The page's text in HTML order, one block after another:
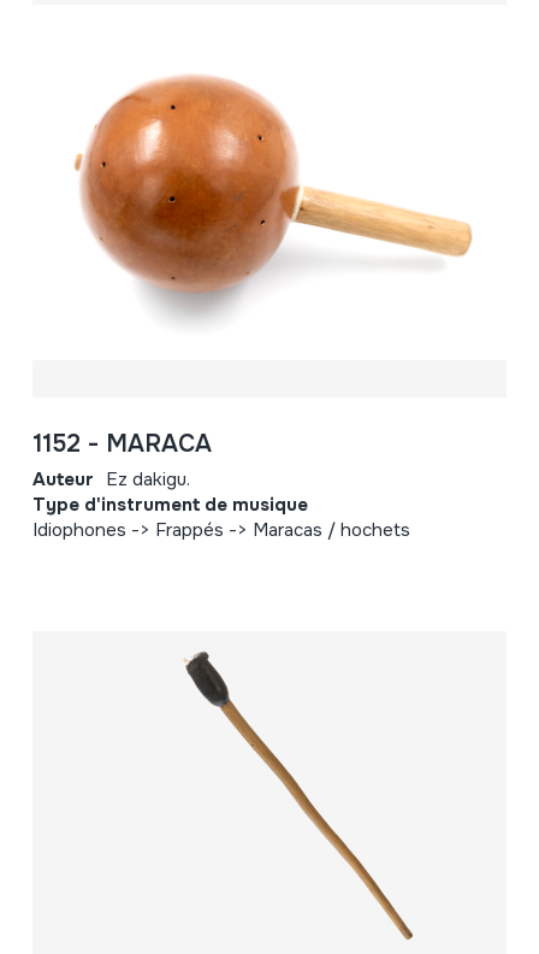
1152 - MARACA
Auteur Ez dakigu.
Type d'instrument de musique
Idiophones -> Frappés -> Maracas / hochets